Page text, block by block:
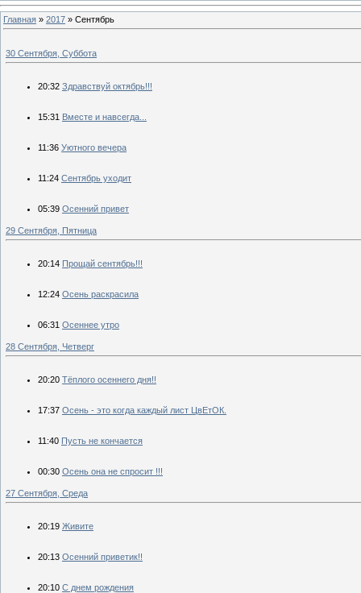
Главная » 2017 » Сентябрь
30 Сентября, Суббота
20:32 Здравствуй октябрь!!!
15:31 Вместе и навсегда...
11:36 Уютного вечера
11:24 Сентябрь уходит
05:39 Осенний привет
29 Сентября, Пятница
20:14 Прощай сентябрь!!!
12:24 Осень раскрасила
06:31 Осеннее утро
28 Сентября, Четверг
20:20 Тёплого осеннего дня!!
17:37 Осень - это когда каждый лист ЦвЕтОК.
11:40 Пусть не кончается
00:30 Осень она не спросит !!!
27 Сентября, Среда
20:19 Живите
20:13 Осенний приветик!!
20:10 С днем рождения